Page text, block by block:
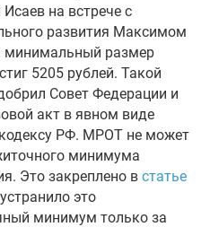
на встрече с
развития Максимом
минимальный размер
5205 рублей. Такой
Совет Федерации и
акт в явном виде
РФ. МРОТ не может
минимума
Это закреплено в статье
это
минимум только за